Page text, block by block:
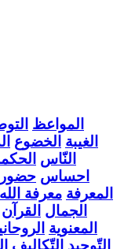
المواعظ
الغيبة الخضوع
النّاس
احساس حضور
المعرفة معرفة الله
الجمال القرآن
المعنوية
التّوحيد التّكاليف